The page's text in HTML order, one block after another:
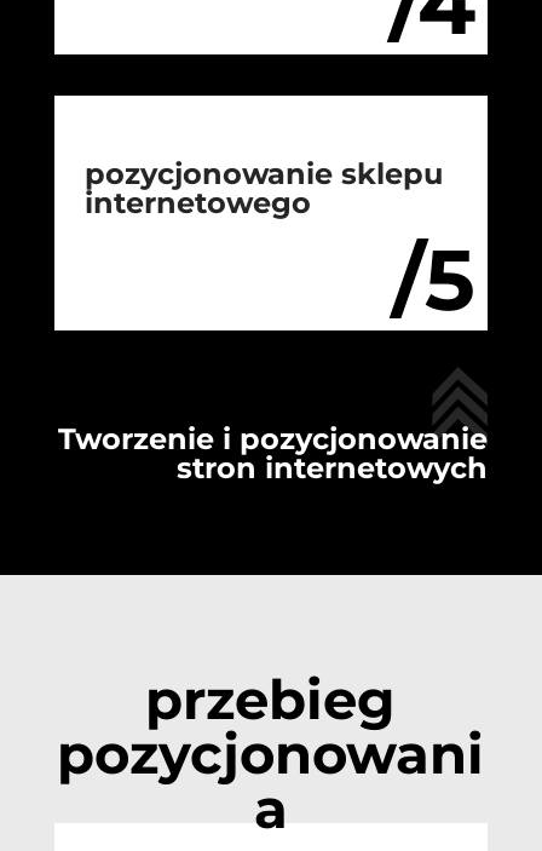
/5
pozycjonowanie sklepu
internetowego
Tworzenie i pozycjonowanie
stron internetowych
przebieg
pozycjonowani
a